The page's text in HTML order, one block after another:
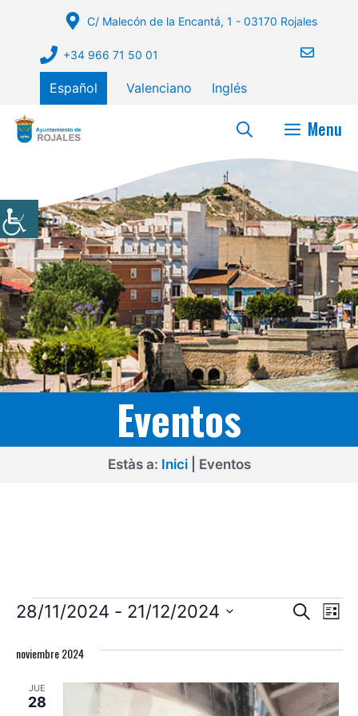
contenido
C/ Malecón de la Encantá, 1 - 03170 Rojales
+34 966 71 50 01
Español Valenciano Inglés
Menu
Eventos
Estàs a: Inici| Eventos
Eventos
N
a
e
B
r
N
v
e
g
L
s
a
28/11/2024 - 21/12/2024
e
noviembre 2024
JUE
28